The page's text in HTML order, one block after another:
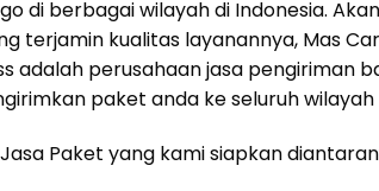
di berbagai wilayah di Indonesia.
terjamin kualitas layanannya, Mas
adalah perusahaan jasa pengiriman
paket anda ke seluruh wilayah
Paket yang kami siapkan